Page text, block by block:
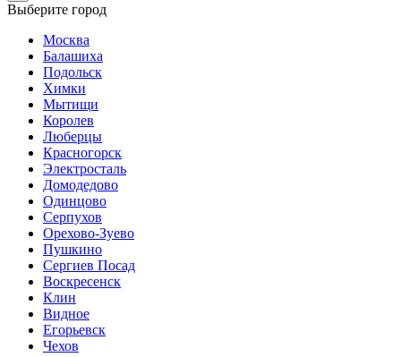
Выберите город
Москва
Балашиха
Подольск
Химки
Мытищи
Королев
Люберцы
Красногорск
Электросталь
Домодедово
Одинцово
Серпухов
Орехово-Зуево
Пушкино
Сергиев Посад
Воскресенск
Клин
Видное
Егорьевск
Чехов